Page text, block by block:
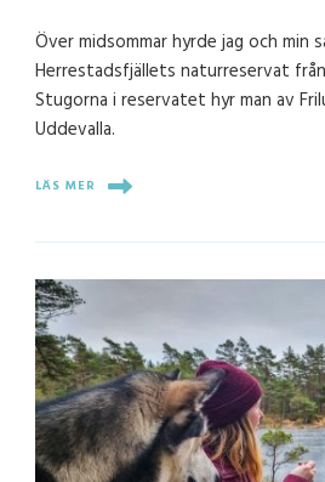
Över midsommar hyrde jag och min
Herrestadsfjällets naturreservat
Stugorna i reservatet hyr man av
Uddevalla.
LÄS MER